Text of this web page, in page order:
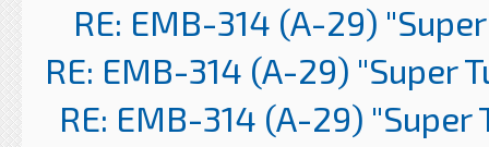
RE: EMB-314 (A-29)
RE: EMB-314 (A-29) "Super
RE: EMB-314 (A-29) "Super